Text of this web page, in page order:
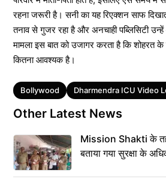
रहना जरूरी है। सनी का यह रिएक्शन साफ
तनाव से गुजर रहा है और अनचाही पब्लिसिटी
मामला इस बात को उजागर करता है कि शोहरत के
कितना आवश्यक है।
Tags
Bollywood Dharmendra ICU Video
Other Latest News
Mission Shakti के
बताया गया सुरक्षा के